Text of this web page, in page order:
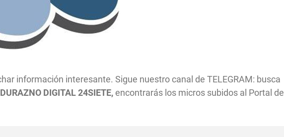
información interesante. Sigue nuestro canal de TELEGRAM: busca
DURAZNO DIGITAL 24SIETE, encontrarás los micros subidos al Portal de